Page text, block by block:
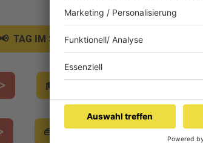
TAG IM SAARLAND
SALÜ BONUS